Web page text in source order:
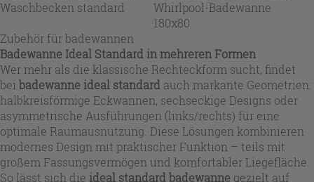
Waschbecken standard
Whirlpool-Badewanne
180x80
Zubehör für badewannen
Badewanne Ideal Standard in mehreren Formen
Wer mehr als die klassische Rechteckform sucht, findet
bei badewanne ideal standard auch markante Geometrien:
halbkreisförmige Eckwannen, sechseckige Designs oder
asymmetrische Ausführungen (links/rechts) für eine
optimale Raumausnutzung. Diese Lösungen kombinieren
modernes Design mit praktischer Funktion – teils mit
großem Fassungsvermögen und komfortabler Liegefläche.
So lässt sich die ideal standard badewanne gezielt auf